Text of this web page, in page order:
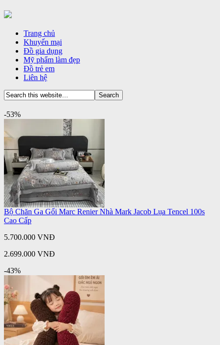
Trang chủ
Khuyến mại
Đồ gia dụng
Mỹ phẩm làm đẹp
Đồ trẻ em
Liên hệ
-53%
Bộ Chăn Ga Gối Marc Renier Nhà Mark Jacob Lụa Tencel 100s
Cao Cấp
5.700.000 VNĐ
2.699.000 VNĐ
-43%